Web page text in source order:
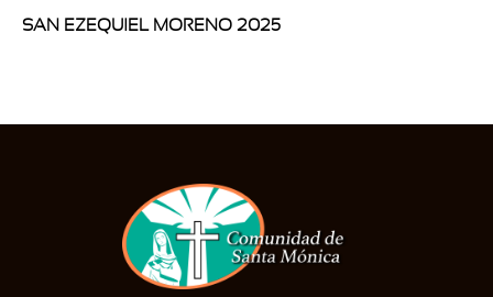
SAN EZEQUIEL MORENO 2025